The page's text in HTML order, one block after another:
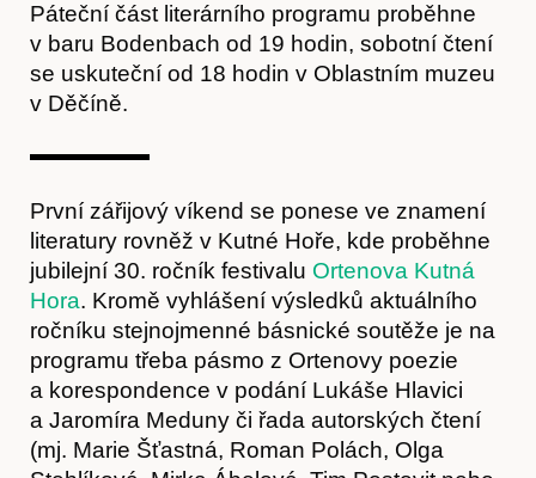
O nás
Páteční část literárního programu proběhne
v baru Bodenbach od 19 hodin, sobotní čtení
se uskuteční od 18 hodin v Oblastním muzeu
v Děčíně.
První zářijový víkend se ponese ve znamení
literatury rovněž v Kutné Hoře, kde proběhne
jubilejní 30. ročník festivalu Ortenova Kutná
Hora. Kromě vyhlášení výsledků aktuálního
ročníku stejnojmenné básnické soutěže je na
programu třeba pásmo z Ortenovy poezie
a korespondence v podání Lukáše Hlavici
a Jaromíra Meduny či řada autorských čtení
(mj. Marie Šťastná, Roman Polách, Olga